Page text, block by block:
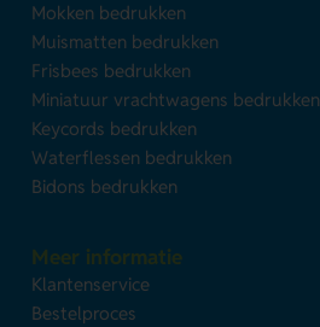
Mokken bedrukken
Muismatten bedrukken
Frisbees bedrukken
Miniatuur vrachtwagens bedrukken
Keycords bedrukken
Waterflessen bedrukken
Bidons bedrukken
Meer informatie
Klantenservice
Bestelproces